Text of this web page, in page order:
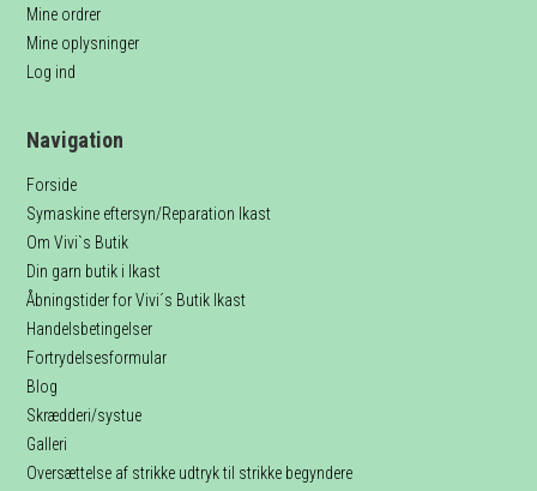
Mine ordrer
Mine oplysninger
Log ind
Navigation
Forside
Symaskine eftersyn/Reparation Ikast
Om Vivi`s Butik
Din garn butik i Ikast
Åbningstider for Vivi´s Butik Ikast
Handelsbetingelser
Fortrydelsesformular
Blog
Skrædderi/systue
Galleri
Oversættelse af strikke udtryk til strikke begyndere